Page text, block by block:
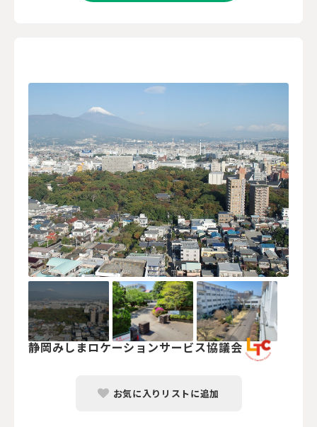
静岡みしまロケーションサービス協議会
お気に入りリストに追加